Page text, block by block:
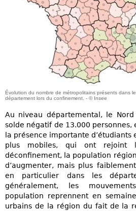
Évolution du nombre de métropolitains présents dans le
département lors du confinement. - © Insee
Au niveau départemental, le
solde négatif de 13.000
la présence importante d’étudiants
plus mobiles, qui ont rejoint
déconfinement, la population
d’augmenter, mais plus
en particulier dans les
généralement, les
population reprennent en
urbains de la région du fait de la